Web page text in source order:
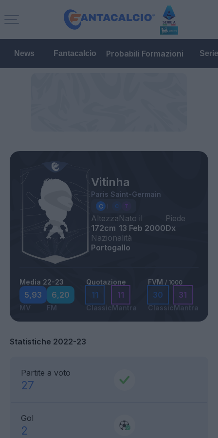
News Fantacalcio Probabili Formazioni
Vitinha
Paris Saint-Germain
Altezza
172cm
Nato il
13 Feb 2000
Piede
Dx
Nazionalità
Portogallo
Media 22-23
5,93
MV
6,20
FM
Quotazione
11
Classic
11
Mantra
FVM / 1000
30
Classic
31
Mantra
Statistiche 2022-23
Partite a voto
27
Gol
2